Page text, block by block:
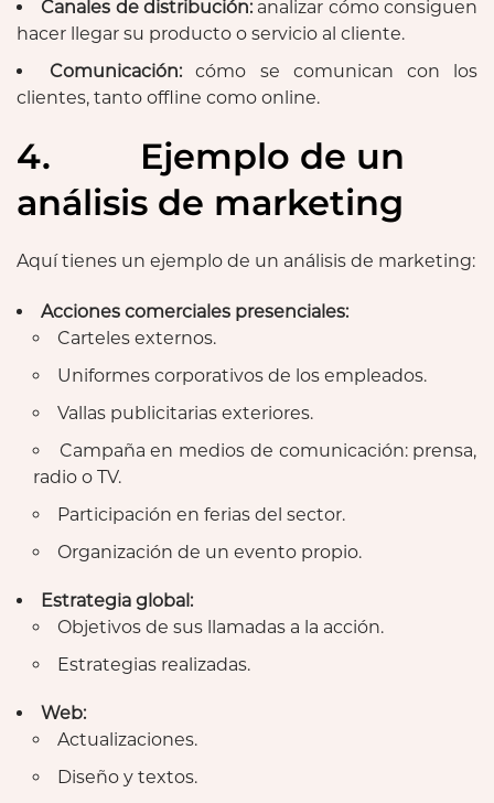
Canales de distribución: analizar cómo consiguen
hacer llegar su producto o servicio al cliente.
Comunicación: cómo se comunican con los
clientes, tanto offline como online.
4. Ejemplo de un
análisis de marketing
Aquí tienes un ejemplo de un análisis de marketing:
Acciones comerciales presenciales:
Carteles externos.
Uniformes corporativos de los empleados.
Vallas publicitarias exteriores.
Campaña en medios de comunicación: prensa,
radio o TV.
Participación en ferias del sector.
Organización de un evento propio.
Estrategia global:
Objetivos de sus llamadas a la acción.
Estrategias realizadas.
Web:
Actualizaciones.
Diseño y textos.